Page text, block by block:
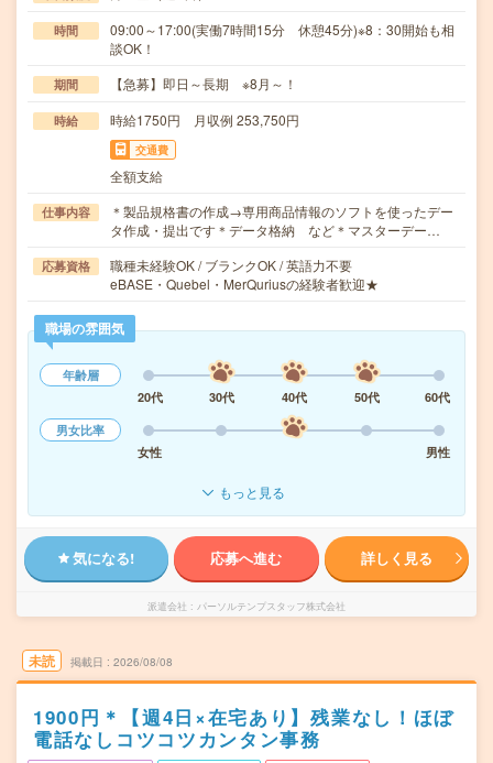
時間
09:00～17:00(実働7時間15分 休憩45分)※8：30開始も相
談OK！
期間 【急募】即日～長期 ※8月～！
時給 時給1750円 月収例 253,750円
交通費
全額支給
仕事内容
＊製品規格書の作成→専用商品情報のソフトを使ったデー
タ作成・提出です＊データ格納 など＊マスターデー…
応募資格
職種未経験OK / ブランクOK / 英語力不要
eBASE・Quebel・MerQuriusの経験者歓迎★
職場の雰囲気
年齢層
20代
30代 40代 50代
60代
男女比率
女性
男性
もっと見る
気になる! 応募へ進む 詳しく見る
派遣会社 パーソルテンプスタッフ株式会社
未読 掲載日 2026/08/08
1900円＊【週4日×在宅あり】残業なし！ほぼ
電話なしコツコツカンタン事務